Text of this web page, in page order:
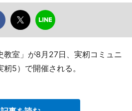
教室」が8月27日、実籾コミュニ
5）で開催される。